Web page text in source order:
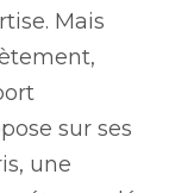
Mais
sur ses
une